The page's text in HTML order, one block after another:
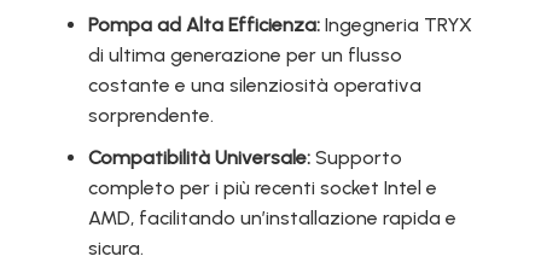
Pompa ad Alta Efficienza:Ingegneria TRYX
di ultima generazione per un flusso
costante e una silenziosità operativa
sorprendente.
Compatibilità Universale:Supporto
completo per i più recenti socket Intel e
AMD, facilitando un’installazione rapida e
sicura.